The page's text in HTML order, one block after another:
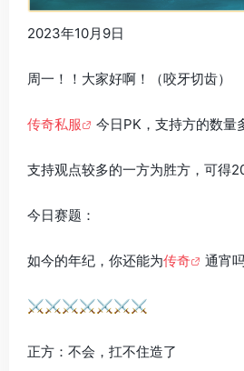
2023年10月9日
周一！！大家好啊！（咬牙切齿）
传奇私服 今日PK，支持方的数量
支持观点较多的一方为胜方，可得
今日赛题：
如今的年纪，你还能为传奇 通宵
⚔️⚔️⚔️⚔️⚔️⚔️⚔️
正方：不会，扛不住造了